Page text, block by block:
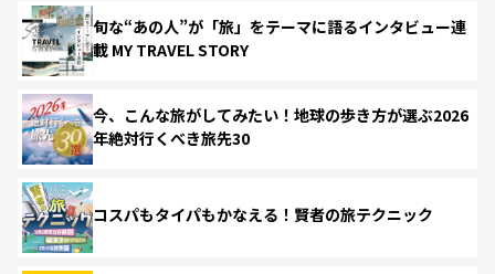
旬な“あの人”が「旅」をテーマに語るインタビュー連
載 MY TRAVEL STORY
今、こんな旅がしてみたい！地球の歩き方が選ぶ2026
年絶対行くべき旅先30
コスパもタイパもかなえる！賢者の旅テクニック